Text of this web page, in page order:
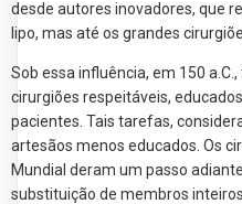
desde autores inovadores, que
lipo, mas até os grandes
Sob essa influência, em 150
cirurgiões respeitáveis,
pacientes. Tais tarefas,
artesãos menos educados. Os
Mundial deram um passo
substituição de membros